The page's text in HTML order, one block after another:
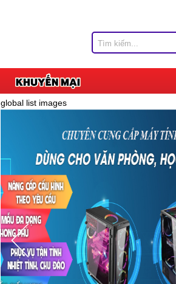
global list images